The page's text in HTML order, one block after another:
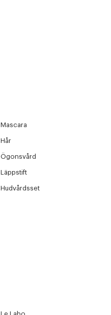
Mascara
Hår
Ögonsvård
Läppstift
Hudvårdsset
Le Labo